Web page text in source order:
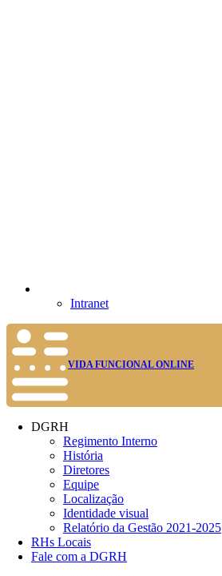
Intranet
VIDA FUNCIONAL ONLINE
DGRH
Regimento Interno
História
Diretores
Equipe
Localização
Identidade visual
Relatório da Gestão 2021-2025
RHs Locais
Fale com a DGRH